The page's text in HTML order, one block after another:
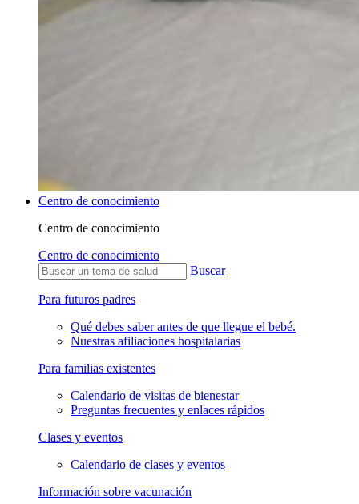
Centro de conocimiento
Centro de conocimiento
Centro de conocimiento
Buscar
Para futuros padres
Qué debes saber antes de que llegue el bebé.
Nuestras afiliaciones hospitalarias
Para familias existentes
Calendario de visitas de bienestar
Preguntas frecuentes y enlaces rápidos
Clases y eventos
Calendario de clases y eventos
Información sobre vacunación